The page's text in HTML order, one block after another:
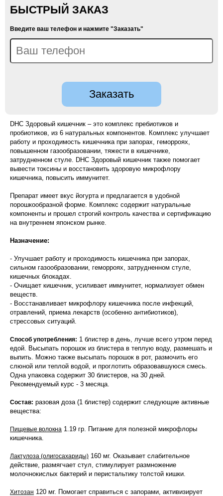
БЫСТРЫЙ ЗАКАЗ
Введите ваш телефон и нажмите "Заказать"
Заказать
DHC Здоровый кишечник – это комплекс пребиотиков и
пробиотиков, из 6 натуральных компонентов. Комплекс улучшает
работу и проходимость кишечника при запорах, геморроях,
повышенном газообразовании, тяжести в кишечнике,
затрудненном стуле. DHC Здоровый кишечник также помогает
вывести токсины и восстановить здоровую микрофлору
кишечника, повысить иммунитет.
Препарат имеет вкус йогурта и предлагается в удобной
порошкообразной форме. Комплекс содержит натуральные
компоненты и прошел строгий контроль качества и сертификацию
на внутреннем японском рынке.
Назначение:
- Улучшает работу и проходимость кишечника при запорах,
сильном газообразовании, геморроях, затрудненном стуле,
кишечных блокадах.
- Очищает кишечник, усиливает иммунитет, нормализует обмен
веществ.
- Восстанавливает микрофлору кишечника после инфекций,
отравлений, приема лекарств (особенно антибиотиков),
стрессовых ситуаций.
Способ употребления: 1 блистер в день, лучше всего утром перед
едой. Высыпать порошок из блистера в теплую воду, размешать и
выпить. Можно также высыпать порошок в рот, размочить его
слюной или теплой водой, и проглотить образовавшуюся смесь.
Одна упаковка содержит 30 блистеров, на 30 дней.
Рекомендуемый курс - 3 месяца.
Состав: разовая доза (1 блистер) содержит следующие активные
вещества:
Пищевые волокна 1.19 гр. Питание для полезной микрофлоры
кишечника.
Лактулоза (олигосахариды) 160 мг. Оказывает слабительное
действие, размягчает стул, стимулирует размножение
молочнокислых бактерий и перистальтику толстой кишки.
Хитозан 120 мг. Помогает справиться с запорами, активизирует